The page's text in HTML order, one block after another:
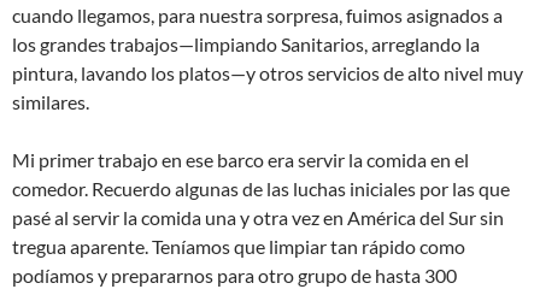
cuando llegamos, para nuestra sorpresa, fuimos asignados a
los grandes trabajos—limpiando Sanitarios, arreglando la
pintura, lavando los platos—y otros servicios de alto nivel muy
similares.
Mi primer trabajo en ese barco era servir la comida en el
comedor. Recuerdo algunas de las luchas iniciales por las que
pasé al servir la comida una y otra vez en América del Sur sin
tregua aparente. Teníamos que limpiar tan rápido como
podíamos y prepararnos para otro grupo de hasta 300